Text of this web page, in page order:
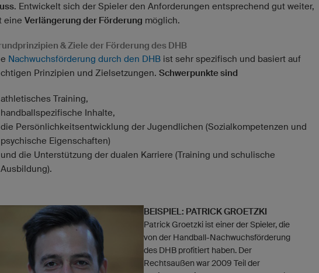
. Entwickelt sich der Spieler den Anforderungen entsprechend gut weiter,
eine Verlängerung der Förderung möglich.
& Ziele der Förderung des DHB
Nachwuchsförderung durch den DHB ist sehr spezifisch und basiert auf
Prinzipien und Zielsetzungen. Schwerpunkte sind
athletisches Training,
handballspezifische Inhalte,
die Persönlichkeitsentwicklung der Jugendlichen (Sozialkompetenzen und
psychische Eigenschaften)
und die Unterstützung der dualen Karriere (Training und schulische
Ausbildung).
BEISPIEL: PATRICK GROETZKI
Patrick Groetzki ist einer der Spieler, die
von der Handball-Nachwuchsförderung
des DHB profitiert haben. Der
Rechtsaußen war 2009 Teil der